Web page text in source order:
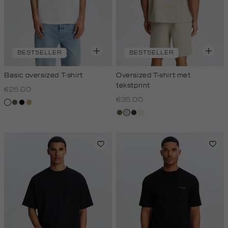
BESTSELLER
Basic oversized T-shirt
€25.00
witlichtbruin
zwart
tan
BESTSELLER
Oversized T-shirt met
tekstprint
€35.00
groen,
taupe,
grijs,